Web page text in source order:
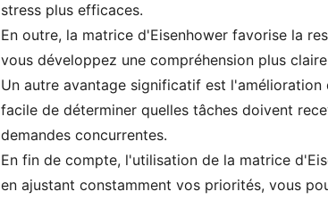
stress plus efficaces.
En outre, la matrice d'Eisenhower favorise la
vous développez une compréhension plus
Un autre avantage significatif est
facile de déterminer quelles tâches doivent
demandes concurrentes.
En fin de compte, l'utilisation de la matrice
en ajustant constamment vos priorités, vous